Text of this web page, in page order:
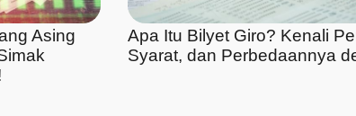
Asing
Apa Itu Bilyet Giro? Kenali
Syarat, dan Perbedaannya